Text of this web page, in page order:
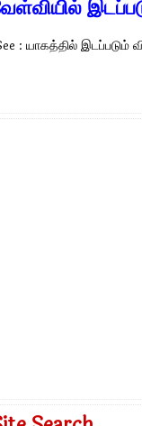
: யாகத்தில் இடப்படும்